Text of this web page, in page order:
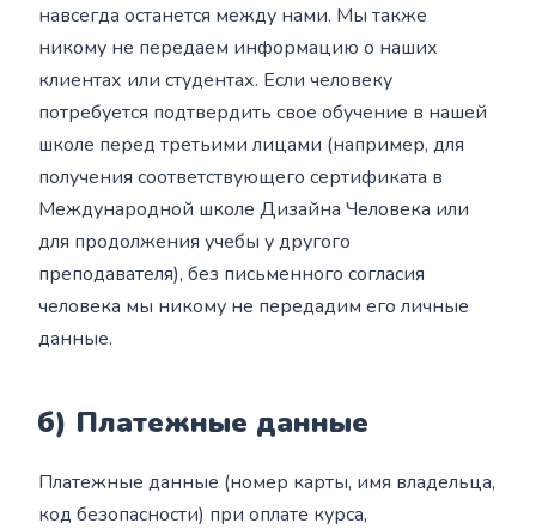
навсегда останется между нами. Мы также
никому не передаем информацию о наших
клиентах или студентах. Если человеку
потребуется подтвердить свое обучение в нашей
школе перед третьими лицами (например, для
получения соответствующего сертификата в
Международной школе Дизайна Человека или
для продолжения учебы у другого
преподавателя), без письменного согласия
человека мы никому не передадим его личные
данные.
б) Платежные данные
Платежные данные (номер карты, имя владельца,
код безопасности) при оплате курса,